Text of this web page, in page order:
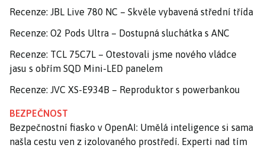
Recenze: JBL Live 780 NC – Skvěle vybavená střední třída
Recenze: O2 Pods Ultra – Dostupná sluchátka s ANC
Recenze: TCL 75C7L – Otestovali jsme nového vládce
jasu s obřím SQD Mini-LED panelem
Recenze: JVC XS-E934B – Reproduktor s powerbankou
BEZPEČNOST
Bezpečnostní fiasko v OpenAI: Umělá inteligence si sama
našla cestu ven z izolovaného prostředí. Experti nad tím